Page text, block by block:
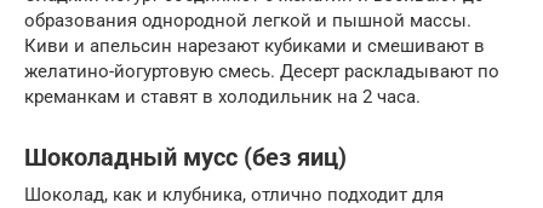
образования однородной легкой и пышной массы.
Киви и апельсин нарезают кубиками и смешивают в
желатино-йогуртовую смесь. Десерт раскладывают по
креманкам и ставят в холодильник на 2 часа.
Шоколадный мусс (без яиц)
Шоколад, как и клубника, отлично подходит для